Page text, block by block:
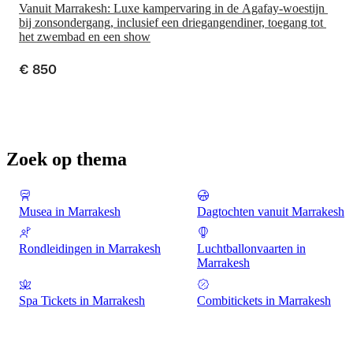
Vanuit Marrakesh: Luxe kampervaring in de Agafay-woestijn
bij zonsondergang, inclusief een driegangendiner, toegang tot
het zwembad en een show
€ 850
Zoek op thema
Musea in Marrakesh Dagtochten vanuit Marrakesh
Rondleidingen in Marrakesh
Luchtballonvaarten in
Marrakesh
Spa Tickets in Marrakesh Combitickets in Marrakesh